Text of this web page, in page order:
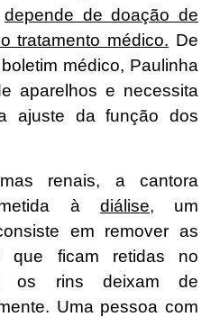
depende de doação de
tratamento médico. De
médico, Paulinha
aparelhos e necessita
ajuste da função dos
renais, a cantora
à diálise, um
em remover as
que ficam retidas no
os rins deixam de
Uma pessoa com